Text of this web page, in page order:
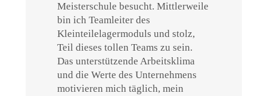
Meisterschule besucht. Mittlerweile
bin ich Teamleiter des
Kleinteilelagermoduls und stolz,
Teil dieses tollen Teams zu sein.
Das unterstützende Arbeitsklima
und die Werte des Unternehmens
motivieren mich täglich, mein